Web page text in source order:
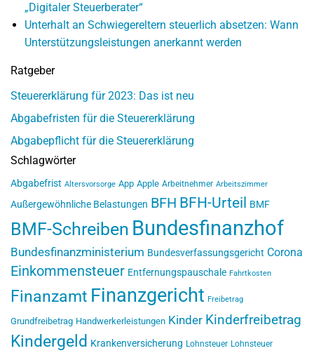
„Digitaler Steuerberater“
Unterhalt an Schwiegereltern steuerlich absetzen: Wann
Unterstützungsleistungen anerkannt werden
Ratgeber
Steuererklärung für 2023: Das ist neu
Abgabefristen für die Steuererklärung
Abgabepflicht für die Steuererklärung
Schlagwörter
Abgabefrist Altersvorsorge App Apple Arbeitnehmer Arbeitszimmer
Außergewöhnliche Belastungen BFH BFH-Urteil BMF
BMF-Schreiben Bundesfinanzhof
Bundesfinanzministerium Bundesverfassungsgericht Corona
Einkommensteuer Entfernungspauschale Fahrtkosten
Finanzamt Finanzgericht Freibetrag
Grundfreibetrag Handwerkerleistungen Kinder Kinderfreibetrag
Kindergeld Krankenversicherung Lohnsteuer Lohnsteuer